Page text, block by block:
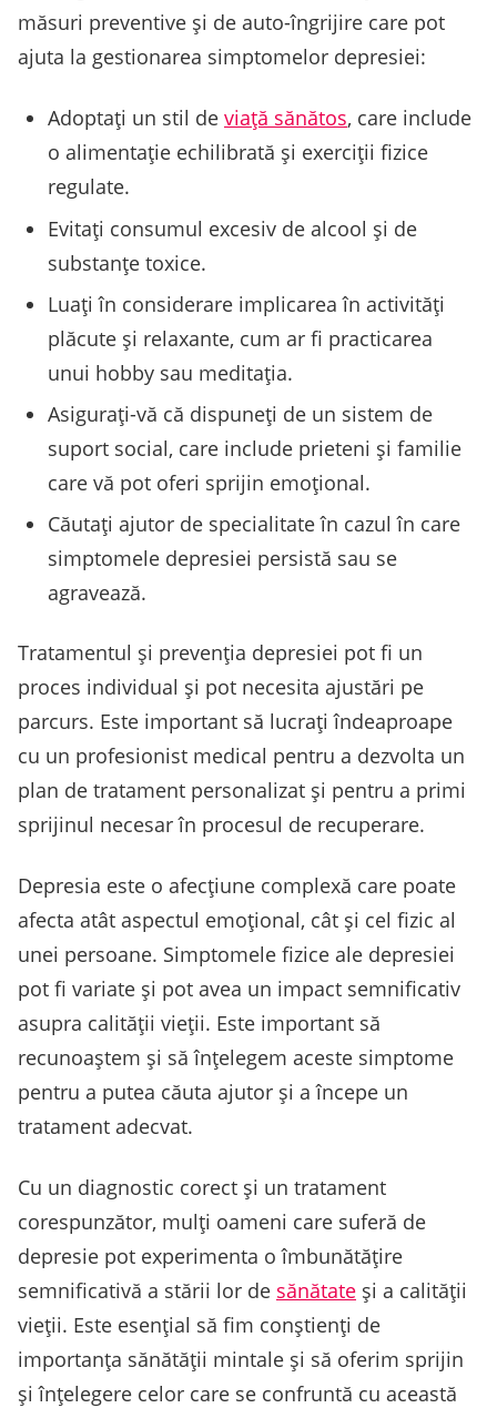
măsuri preventive și de auto-îngrijire care pot
ajuta la gestionarea simptomelor depresiei:
Adoptați un stil de viață sănătos, care include
o alimentație echilibrată și exerciții fizice
regulate.
Evitați consumul excesiv de alcool și de
substanțe toxice.
Luați în considerare implicarea în activități
plăcute și relaxante, cum ar fi practicarea
unui hobby sau meditația.
Asigurați-vă că dispuneți de un sistem de
suport social, care include prieteni și familie
care vă pot oferi sprijin emoțional.
Căutați ajutor de specialitate în cazul în care
simptomele depresiei persistă sau se
agravează.
Tratamentul și prevenția depresiei pot fi un
proces individual și pot necesita ajustări pe
parcurs. Este important să lucrați îndeaproape
cu un profesionist medical pentru a dezvolta un
plan de tratament personalizat și pentru a primi
sprijinul necesar în procesul de recuperare.
Depresia este o afecțiune complexă care poate
afecta atât aspectul emoțional, cât și cel fizic al
unei persoane. Simptomele fizice ale depresiei
pot fi variate și pot avea un impact semnificativ
asupra calității vieții. Este important să
recunoaștem și să înțelegem aceste simptome
pentru a putea căuta ajutor și a începe un
tratament adecvat.
Cu un diagnostic corect și un tratament
corespunzător, mulți oameni care suferă de
depresie pot experimenta o îmbunătățire
semnificativă a stării lor de sănătate și a calității
vieții. Este esențial să fim conștienți de
importanța sănătății mintale și să oferim sprijin
și înțelegere celor care se confruntă cu această